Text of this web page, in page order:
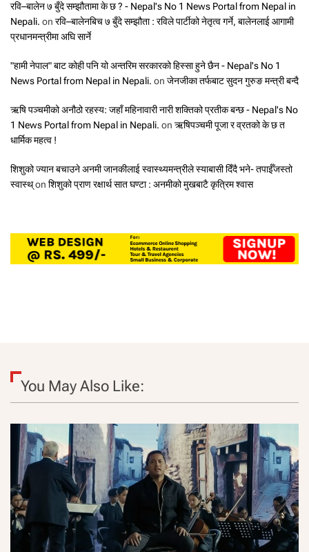
रवि–बालेन ७ बुँदे सम्झौतामा के छ ? - Nepal's No 1 News Portal from Nepal in
Nepali. on रवि–बालेनबिच ७ बुँदे सम्झौता : रविले पार्टीको नेतृत्व गर्ने, बालेनलाई आगामी
प्रधानमन्त्रीमा अघि सार्ने
"हामी नेपाल" बाट कोही पनि यो अन्तरिम सरकारको हिस्सा हुने छैन - Nepal's No 1
News Portal from Nepal in Nepali. on जेनजीका तर्फबाट सुदन गुरुङ मन्त्री बन्दै
ऋषि पञ्चमीको अनौठो रहस्य: जहाँ महिनावारी नारी शक्तिको प्रतीक बन्छ - Nepal's No
1 News Portal from Nepal in Nepali. on ऋषिपञ्चमी पूजा र व्रतको के छ त
धार्मिक महत्व !
शिशुको ज्यान बचाउने अनमी जानकीलाई स्वास्थ्यमन्त्रीले स्याबासी दिँदै भने- तपाईँजस्तो
स्वास्थ्on शिशुको प्राण रक्षार्थ सात घण्टा : अनमीको मुखबाटै कृत्रिम श्वास
You May Also Like: